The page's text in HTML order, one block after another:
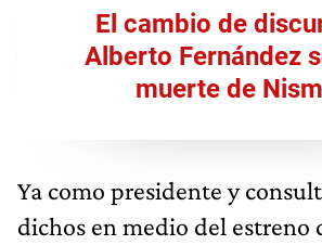
El cambio de
Alberto Fernández
muerte de
Ya como presidente y
dichos en medio del estreno